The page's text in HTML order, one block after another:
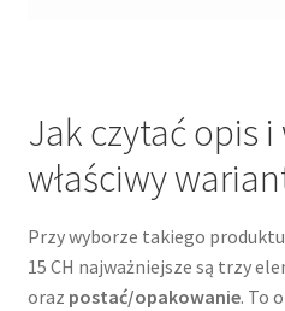
Jak czytać opis
właściwy
Przy wyborze takiego
15 CH najważniejsze są trzy
oraz postać/opakowanie. To